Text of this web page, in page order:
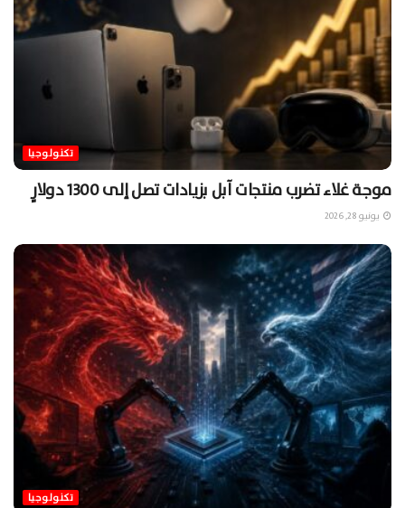
تكنولوجيا
موجة غلاء تضرب منتجات آبل بزيادات تصل إلى 1300 دولارٍ
يونيو 28, 2026
تكنولوجيا